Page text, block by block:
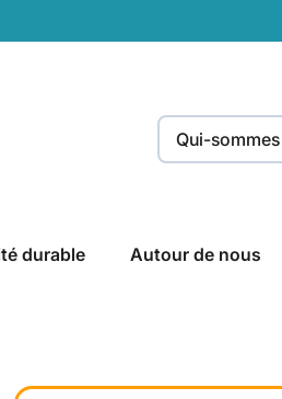
Qui-
durable Autour de nous